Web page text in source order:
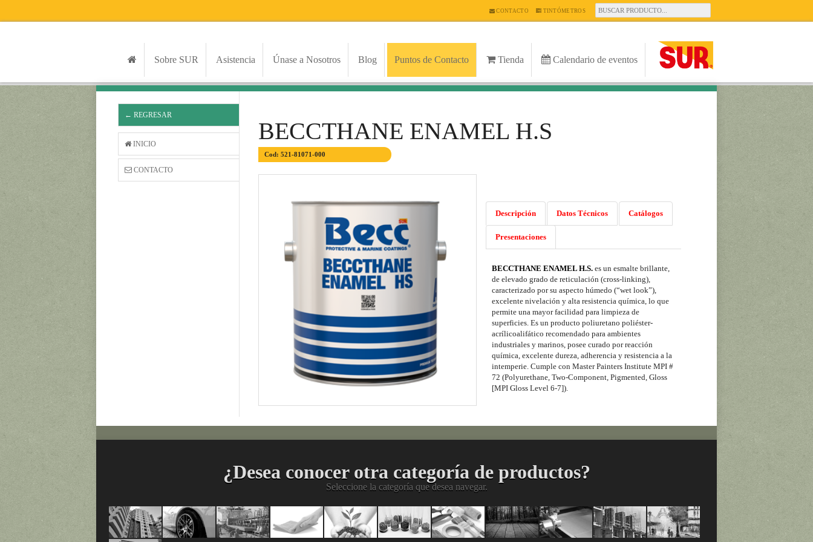
CONTACTO TINTÓMETROS
Sobre SUR Asistencia Únase a Nosotros Blog Puntos de Contacto Tienda Calendario de eventos
← REGRESAR
INICIO
CONTACTO
BECCTHANE ENAMEL H.S
Cod: 521-81071-000
Descripción Datos Técnicos Catálogos
Presentaciones
BECCTHANE ENAMEL H.S.es un esmalte brillante,
de elevado grado de reticulación (cross-linking),
caracterizado por su aspecto húmedo (“wet look”),
excelente nivelación y alta resistencia química, lo que
permite una mayor facilidad para limpieza de
superficies. Es un producto poliuretano poliéster-
acrílicoalifático recomendado para ambientes
industriales y marinos, posee curado por reacción
química, excelente dureza, adherencia y resistencia a la
intemperie. Cumple con Master Painters Institute MPI #
72 (Polyurethane, Two-Component, Pigmented, Gloss
[MPI Gloss Level 6-7]).
¿Desea conocer otra categoría de productos?
Seleccione la categoría que desea navegar.